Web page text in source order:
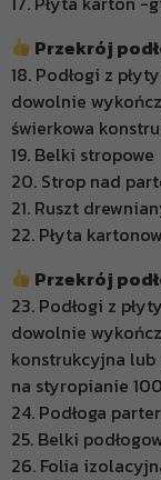
Przekrój
18. Podłogi z
dowolnie
świerkowa
19. Belki stropowe
20. Strop nad
21. Ruszt
22. Płyta
Przekrój
23. Podłogi z
dowolnie
konstrukcyjna
na styropianie
24. Podłoga
25. Belki
26. Folia